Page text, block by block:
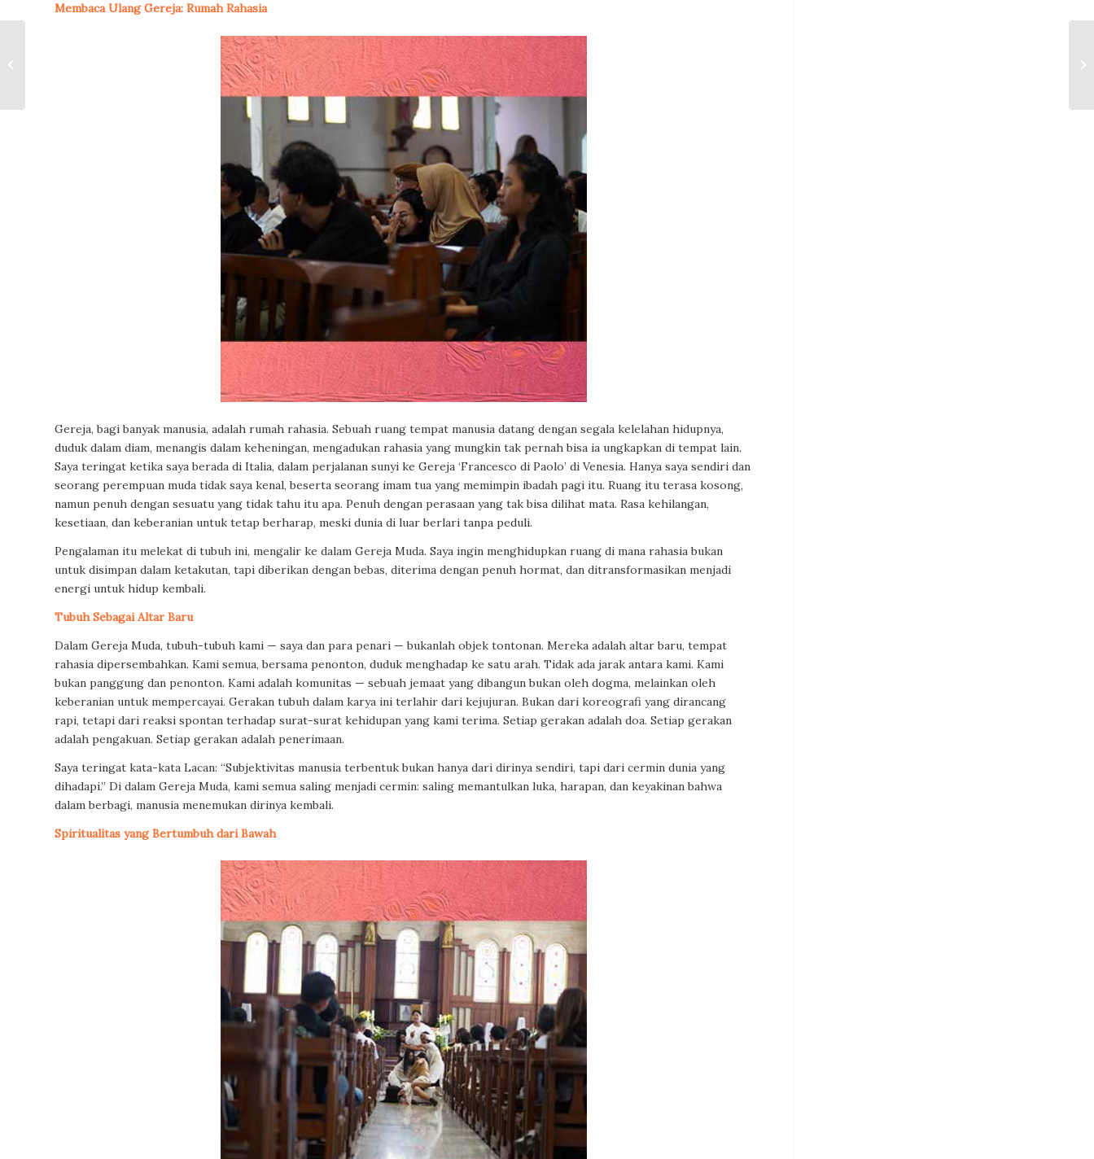
Membaca Ulang Gereja: Rumah Rahasia
Gereja, bagi banyak manusia, adalah rumah rahasia. Sebuah ruang tempat manusia datang dengan segala kelelahan hidupnya,
duduk dalam diam, menangis dalam keheningan, mengadukan rahasia yang mungkin tak pernah bisa ia ungkapkan di tempat lain.
Saya teringat ketika saya berada di Italia, dalam perjalanan sunyi ke Gereja ‘Francesco di Paolo’ di Venesia. Hanya saya sendiri dan
seorang perempuan muda tidak saya kenal, beserta seorang imam tua yang memimpin ibadah pagi itu. Ruang itu terasa kosong,
namun penuh dengan sesuatu yang tidak tahu itu apa. Penuh dengan perasaan yang tak bisa dilihat mata. Rasa kehilangan,
kesetiaan, dan keberanian untuk tetap berharap, meski dunia di luar berlari tanpa peduli.
Pengalaman itu melekat di tubuh ini, mengalir ke dalam Gereja Muda. Saya ingin menghidupkan ruang di mana rahasia bukan
untuk disimpan dalam ketakutan, tapi diberikan dengan bebas, diterima dengan penuh hormat, dan ditransformasikan menjadi
energi untuk hidup kembali.
Tubuh Sebagai Altar Baru
Dalam Gereja Muda, tubuh-tubuh kami — saya dan para penari — bukanlah objek tontonan. Mereka adalah altar baru, tempat
rahasia dipersembahkan. Kami semua, bersama penonton, duduk menghadap ke satu arah. Tidak ada jarak antara kami. Kami
bukan panggung dan penonton. Kami adalah komunitas — sebuah jemaat yang dibangun bukan oleh dogma, melainkan oleh
keberanian untuk mempercayai. Gerakan tubuh dalam karya ini terlahir dari kejujuran. Bukan dari koreografi yang dirancang
rapi, tetapi dari reaksi spontan terhadap surat-surat kehidupan yang kami terima. Setiap gerakan adalah doa. Setiap gerakan
adalah pengakuan. Setiap gerakan adalah penerimaan.
Saya teringat kata-kata Lacan: “Subjektivitas manusia terbentuk bukan hanya dari dirinya sendiri, tapi dari cermin dunia yang
dihadapi.” Di dalam Gereja Muda, kami semua saling menjadi cermin: saling memantulkan luka, harapan, dan keyakinan bahwa
dalam berbagi, manusia menemukan dirinya kembali.
Spiritualitas yang Bertumbuh dari Bawah